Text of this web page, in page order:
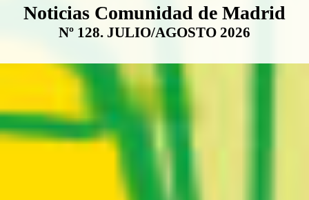
Boletín Noticias Comunidad de
Noticias Comunidad de Madrid
Nº 128. JULIO/AGOSTO 2026